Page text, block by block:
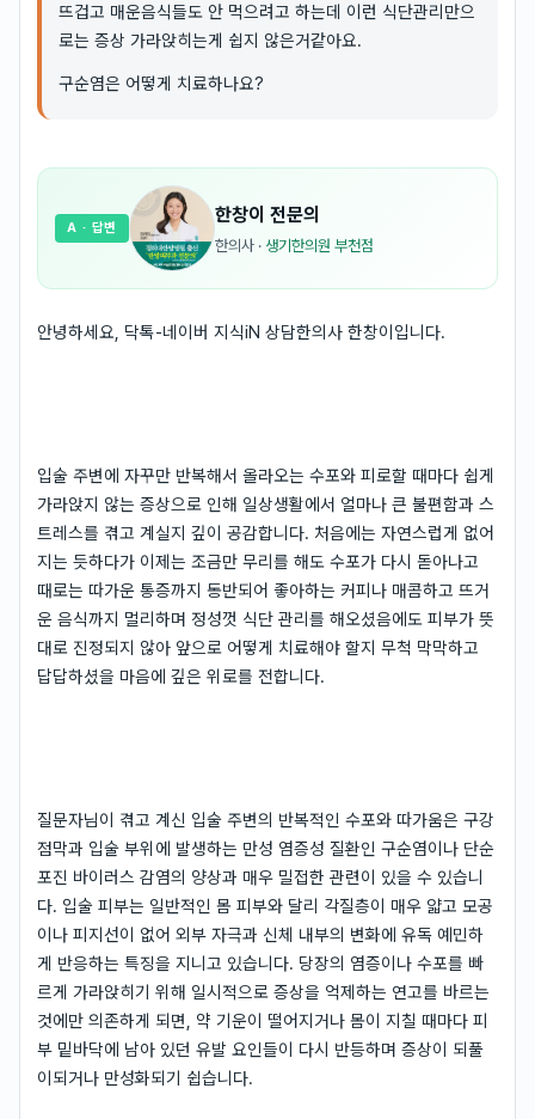
뜨겁고 매운음식들도 안 먹으려고 하는데 이런 식단관리만으
로는 증상 가라앉히는게 쉽지 않은거같아요.
구순염은 어떻게 치료하나요?
한창이 전문의
한의사 · 생기한의원 부천점
A · 답변
안녕하세요, 닥톡-네이버 지식iN 상담한의사 한창이입니다.
입술 주변에 자꾸만 반복해서 올라오는 수포와 피로할 때마다 쉽게
가라앉지 않는 증상으로 인해 일상생활에서 얼마나 큰 불편함과 스
트레스를 겪고 계실지 깊이 공감합니다. 처음에는 자연스럽게 없어
지는 듯하다가 이제는 조금만 무리를 해도 수포가 다시 돋아나고
때로는 따가운 통증까지 동반되어 좋아하는 커피나 매콤하고 뜨거
운 음식까지 멀리하며 정성껏 식단 관리를 해오셨음에도 피부가 뜻
대로 진정되지 않아 앞으로 어떻게 치료해야 할지 무척 막막하고
답답하셨을 마음에 깊은 위로를 전합니다.
질문자님이 겪고 계신 입술 주변의 반복적인 수포와 따가움은 구강
점막과 입술 부위에 발생하는 만성 염증성 질환인 구순염이나 단순
포진 바이러스 감염의 양상과 매우 밀접한 관련이 있을 수 있습니
다. 입술 피부는 일반적인 몸 피부와 달리 각질층이 매우 얇고 모공
이나 피지선이 없어 외부 자극과 신체 내부의 변화에 유독 예민하
게 반응하는 특징을 지니고 있습니다. 당장의 염증이나 수포를 빠
르게 가라앉히기 위해 일시적으로 증상을 억제하는 연고를 바르는
것에만 의존하게 되면, 약 기운이 떨어지거나 몸이 지칠 때마다 피
부 밑바닥에 남아 있던 유발 요인들이 다시 반등하며 증상이 되풀
이되거나 만성화되기 쉽습니다.